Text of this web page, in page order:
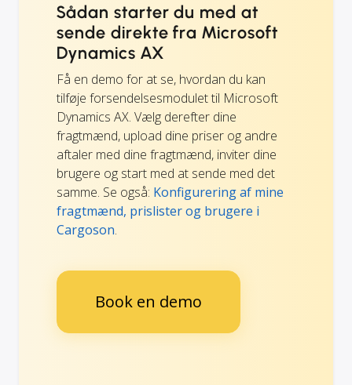
Sådan starter du med at
sende direkte fra Microsoft
Dynamics AX
Få en demo for at se, hvordan du kan
tilføje forsendelsesmodulet til Microsoft
Dynamics AX. Vælg derefter dine
fragtmænd, upload dine priser og andre
aftaler med dine fragtmænd, inviter dine
brugere og start med at sende med det
samme. Se også: Konfigurering af mine
fragtmænd, prislister og brugere i
Cargoson.
Book en demo